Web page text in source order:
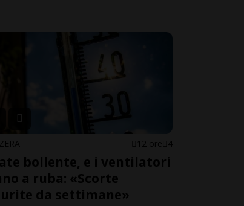
12 ore 4
bollente, e i ventilatori
a ruba: «Scorte
da settimane»